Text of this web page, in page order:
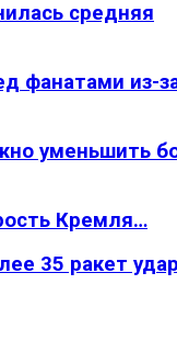
средняя
фанатами из-
уменьшить
Кремля…
35 ракет